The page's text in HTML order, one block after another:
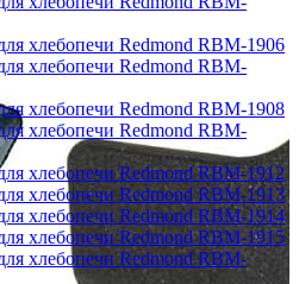
хлебопечи Redmond RBM-1906
хлебопечи Redmond RBM-
хлебопечи Redmond RBM-1908
хлебопечи Redmond RBM-
хлебопечи Redmond RBM-1912
хлебопечи Redmond RBM-1913
хлебопечи Redmond RBM-1914
хлебопечи Redmond RBM-1915
хлебопечи Redmond RBM-